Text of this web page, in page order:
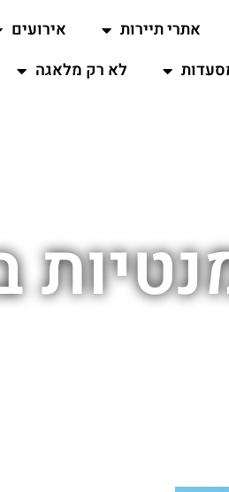
אתרי תיירות אירועים
לא רק מלאגה